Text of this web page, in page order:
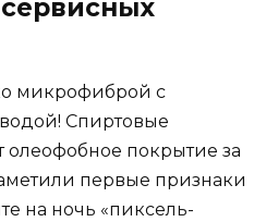
микрофиброй с
Спиртовые
олеофобное покрытие за
первые признаки
на ночь «пиксель-